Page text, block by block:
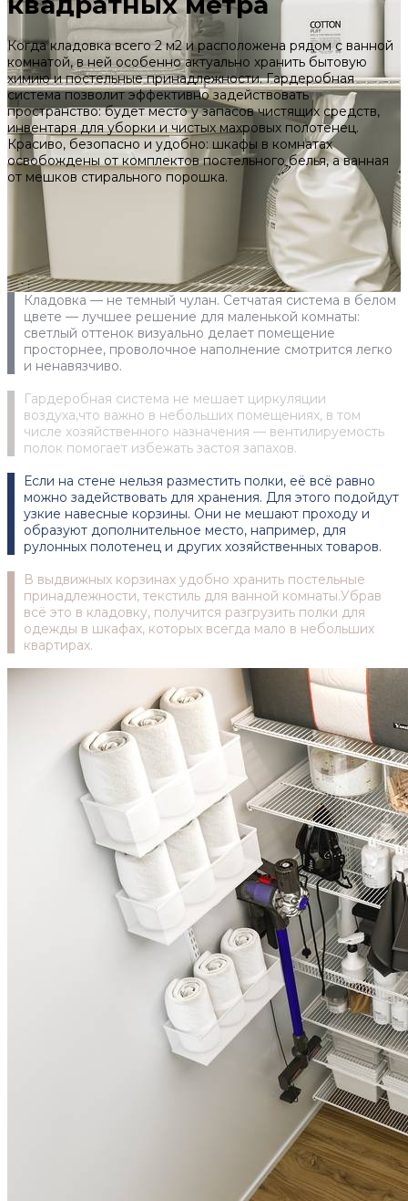
Когда кладовка всего 2 м2 и расположена рядом с ванной
комнатой, в ней особенно актуально хранить бытовую
химию и постельные принадлежности. Гардеробная
система позволит эффективно задействовать
пространство: будет место у запасов чистящих средств,
инвентаря для уборки и чистых махровых полотенец.
Красиво, безопасно и удобно: шкафы в комнатах
освобождены от комплектов постельного белья, а ванная
от мешков стирального порошка.
Кладовка — не темный чулан. Сетчатая система в белом
цвете — лучшее решение для маленькой комнаты:
светлый оттенок визуально делает помещение
просторнее, проволочное наполнение смотрится легко
и ненавязчиво.
Гардеробная система не мешает циркуляции
воздуха,что важно в небольших помещениях, в том
числе хозяйственного назначения — вентилируемость
полок помогает избежать застоя запахов.
Если на стене нельзя разместить полки, её всё равно
можно задействовать для хранения. Для этого подойдут
узкие навесные корзины. Они не мешают проходу и
образуют дополнительное место, например, для
рулонных полотенец и других хозяйственных товаров.
В выдвижных корзинах удобно хранить постельные
принадлежности, текстиль для ванной комнаты.Убрав
всё это в кладовку, получится разгрузить полки для
одежды в шкафах, которых всегда мало в небольших
квартирах.